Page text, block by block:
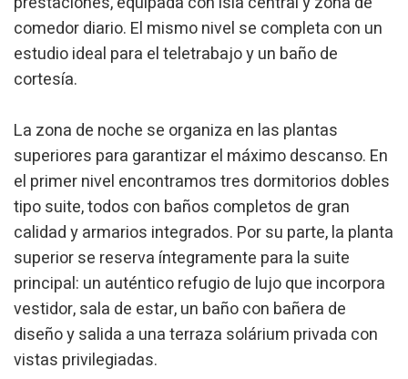
comedor diario. El mismo nivel se completa con un
estudio ideal para el teletrabajo y un baño de
cortesía.
La zona de noche se organiza en las plantas
superiores para garantizar el máximo descanso. En
el primer nivel encontramos tres dormitorios dobles
tipo suite, todos con baños completos de gran
calidad y armarios integrados. Por su parte, la planta
superior se reserva íntegramente para la suite
principal: un auténtico refugio de lujo que incorpora
vestidor, sala de estar, un baño con bañera de
diseño y salida a una terraza solárium privada con
vistas privilegiadas.
Modifier les cookies
Ce site Web utilise ses propres cookies pour collecter des
informations afin d'améliorer nos services. Si vous
continuez à naviguer, vous acceptez leur installation.
L'utilisateur a la possibilité de configurer son navigateur,
pouvant, s'il le souhaite, empêcher leur installation sur son
disque dur, même s'il doit garder à l'esprit qu'une telle
action peut entraîner des difficultés de navigation sur le
site.
Analyse et Personnalisation